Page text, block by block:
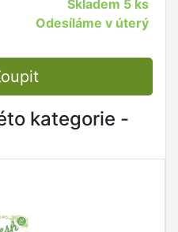
Skladem 5 ks
Odesíláme v úterý
kategorie -